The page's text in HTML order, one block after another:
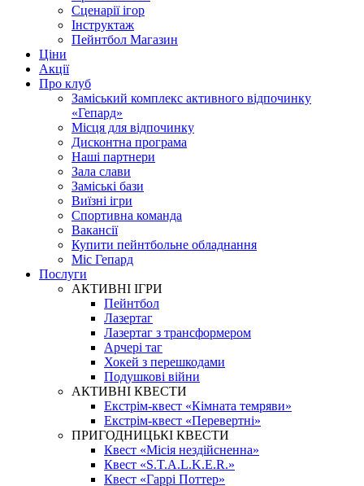
Сценарії ігор
Інструктаж
Пейнтбол Магазин
Ціни
Акції
Про клуб
Заміський комплекс активного відпочинку
«Гепард»
Місця для відпочинку
Дисконтна програма
Наші партнери
Зала слави
Заміські бази
Виїзні ігри
Спортивна команда
Вакансії
Купити пейнтбольне обладнання
Міс Гепард
Послуги
АКТИВНІ ІГРИ
Пейнтбол
Лазертаг
Лазертаг з трансформером
Арчері таг
Хокей з перешкодами
Подушкові війни
АКТИВНІ КВЕСТИ
Екстрім-квест «Кімната темряви»
Екстрім-квест «Перевертні»
ПРИГОДНИЦЬКІ КВЕСТИ
Квест «Місія нездійсненна»
Квест «S.T.A.L.K.E.R.»
Квест «Гаррі Поттер»